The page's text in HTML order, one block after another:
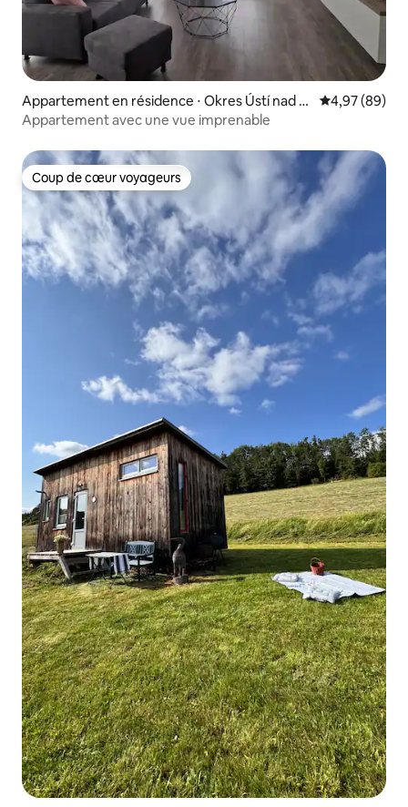
Appartement en résidence ⋅ Okres Ústí nad O
rlicí
Évaluation
4,97 (89)
Appartement avec une vue imprenable
Coup de cœur voyageurs
Coup de cœur voyageurs